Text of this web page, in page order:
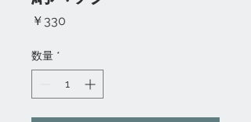
￥330
数量 *